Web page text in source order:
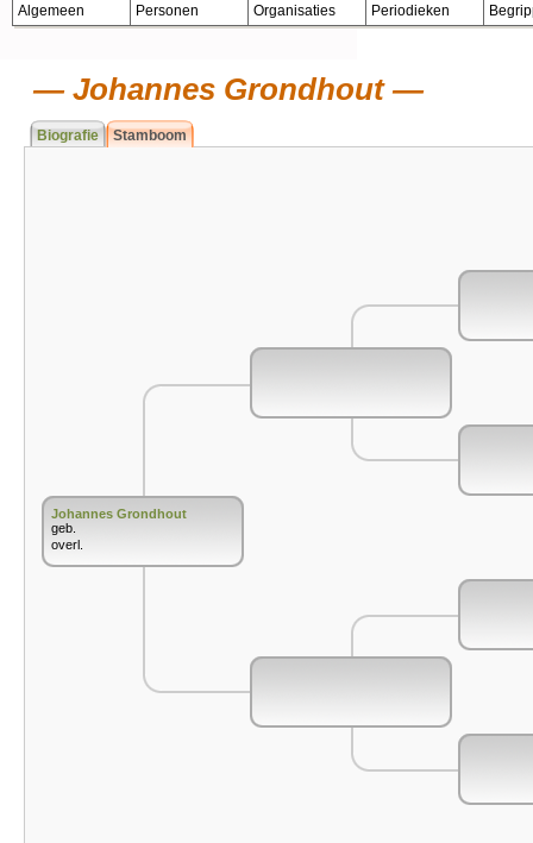
Algemeen Personen Organisaties Periodieken
Johannes Grondhout
Biografie Stamboom
Johannes Grondhout
geb.
overl.